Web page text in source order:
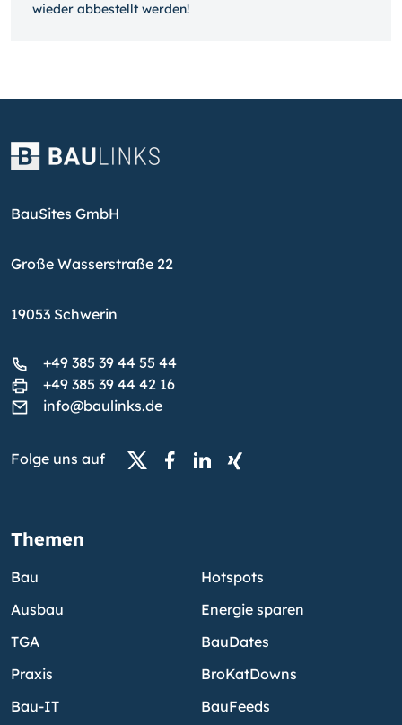
wieder ab­bestellt werden!
BauSites GmbH
Große Wasserstraße 22
19053 Schwerin
+49 385 39 44 55 44
+49 385 39 44 42 16
info@baulinks.de
Folge uns auf
Themen
Bau
Ausbau
TGA
Praxis
Bau-IT
Hotspots
Energie sparen
BauDates
BroKatDowns
BauFeeds